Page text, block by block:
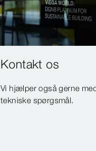
Kontakt os
Vi hjælper også gerne
tekniske spørgsmål.